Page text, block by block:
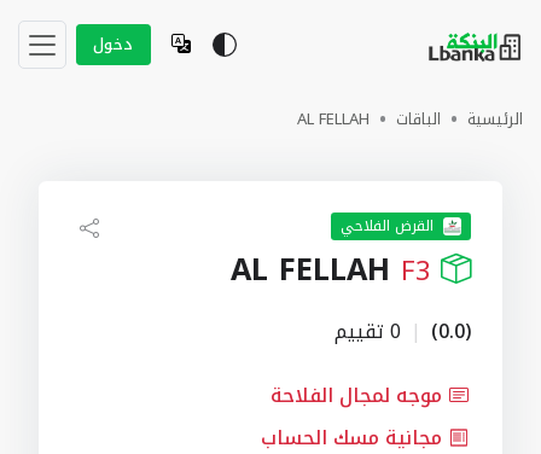
دخول
الرئيسية الباقات AL FELLAH
القرض الفلاحي
AL FELLAH F3
(0.0)
| 0 تقييم
موجه لمجال الفلاحة
مجانية مسك الحساب